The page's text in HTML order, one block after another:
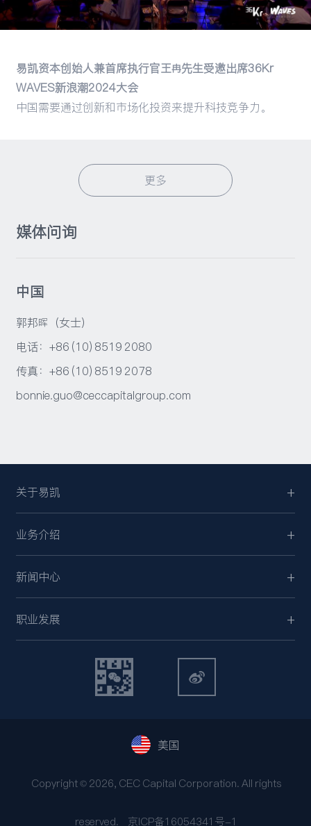
易凯资本创始人兼首席执行官王冉先生受邀出席36Kr
WAVES新浪潮2024大会
中国需要通过创新和市场化投资来提升科技竞争力。
更多
媒体问询
中国
郭邦晖（女士）
电话：+86 (10) 8519 2080
传真：+86 (10) 8519 2078
bonnie.guo@ceccapitalgroup.com
关于易凯
业务介绍
新闻中心
职业发展
美国
Copyright © 2026, CEC Capital Corporation. All rights
reserved. 京ICP备16054341号-1